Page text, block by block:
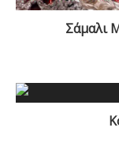
Σάμαλι